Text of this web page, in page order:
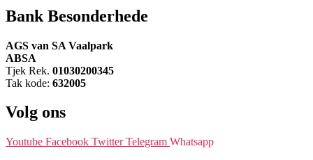
Bank Besonderhede
AGS van SA Vaalpark
ABSA
Tjek Rek. 01030200345
Tak kode: 632005
Volg ons
Youtube Facebook Twitter Telegram Whatsapp